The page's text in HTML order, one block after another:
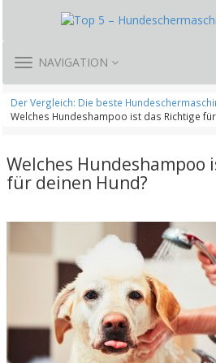
TOGGLE
NAVIGATION
Der Vergleich: Die beste
Welches Hundeshampoo ist das Richtige
Welches Hundeshampoo
für deinen Hund?